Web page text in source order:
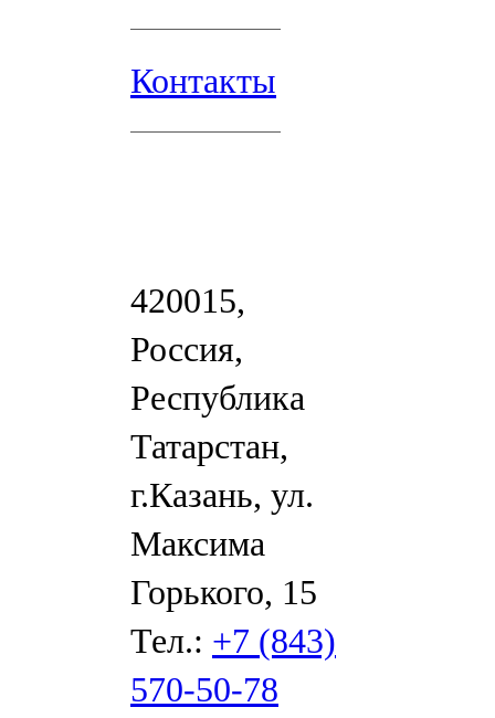
Контакты
420015,
Россия,
Республика
Татарстан,
г.Казань, ул.
Максима
Горького, 15
Тел.: +7 (843)
570-50-78